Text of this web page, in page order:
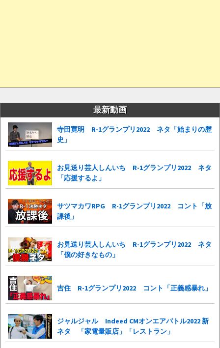
最新動画
寺田寛明 R-1グランプリ2022 ネタ「始まりの歴
史」
お見送り芸人しんいち R-1グランプリ2022 ネタ
「応援するよ」
サツマカワRPG R-1グランプリ2022 コント「放
課後」
お見送り芸人しんいち R-1グランプリ2022 ネタ
「僕の好きなもの」
吉住 R-1グランプリ2022 コント「正義感暴れ」
ジャルジャル Indeed CMオンエアバトル2022 新
ネタ 「家電量販店」「レストラン」